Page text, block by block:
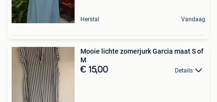
Herstal Vandaag
Mooie lichte zomerjurk Garcia maat S of
M
€ 15,00 Details